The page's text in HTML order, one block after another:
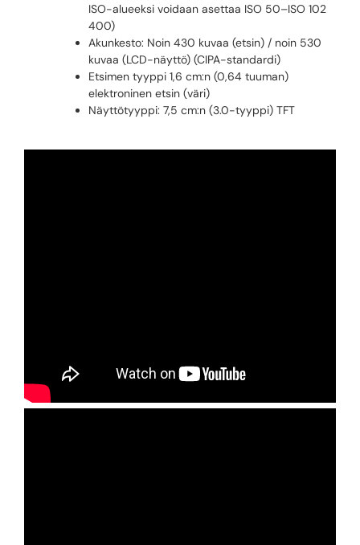
ISO-alueeksi voidaan asettaa ISO 50–ISO 102
400)
Akunkesto: Noin 430 kuvaa (etsin) / noin 530
kuvaa (LCD-näyttö) (CIPA-standardi)
Etsimen tyyppi 1,6 cm:n (0,64 tuuman)
elektroninen etsin (väri)
Näyttötyyppi: 7,5 cm:n (3.0-tyyppi) TFT